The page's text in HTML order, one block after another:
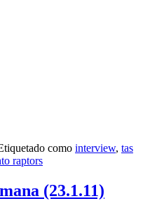
como interview, tas
raptors
(23.1.11)